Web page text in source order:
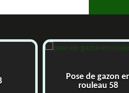
Pose de gazon en
rouleau 58